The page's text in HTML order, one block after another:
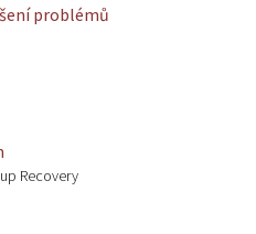
problémů
Recovery